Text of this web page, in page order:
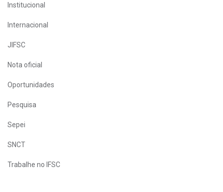
Institucional
Internacional
JIFSC
Nota oficial
Oportunidades
Pesquisa
Sepei
SNCT
Trabalhe no IFSC